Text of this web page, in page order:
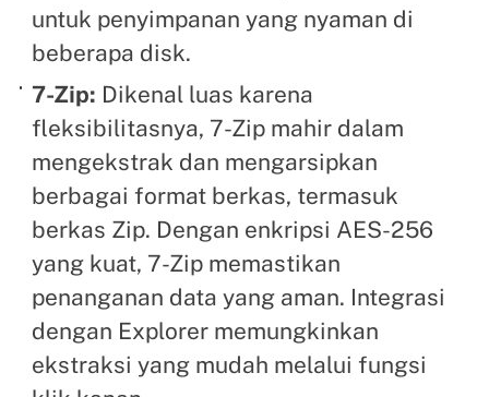
untuk penyimpanan yang nyaman di
beberapa disk.
7-Zip: Dikenal luas karena
fleksibilitasnya, 7-Zip mahir dalam
mengekstrak dan mengarsipkan
berbagai format berkas, termasuk
berkas Zip. Dengan enkripsi AES-256
yang kuat, 7-Zip memastikan
penanganan data yang aman. Integrasi
dengan Explorer memungkinkan
ekstraksi yang mudah melalui fungsi